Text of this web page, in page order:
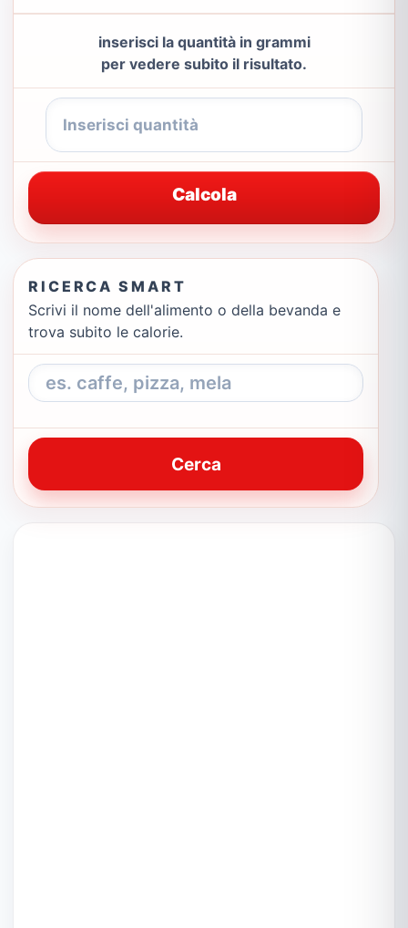
inserisci la quantità in grammi
per vedere subito il risultato.
Calcola
RICERCA SMART
Scrivi il nome dell'alimento o della bevanda e
trova subito le calorie.
Cerca